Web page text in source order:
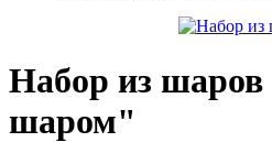
Набор из
шаром"